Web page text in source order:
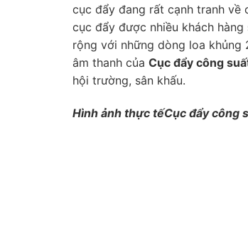
cục đẩy đang rất cạnh tranh về
cục đẩy được nhiều khách
rộng với những dòng loa khủng
âm thanh của Cục đẩy công
hội trường, sân khấu.
Hình ảnh thực tếCục đẩy công